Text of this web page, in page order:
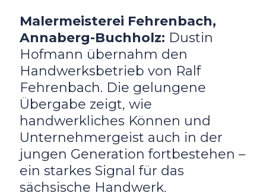
Malermeisterei Fehrenbach,
Annaberg-Buchholz: Dustin
Hofmann übernahm den
Handwerksbetrieb von Ralf
Fehrenbach. Die gelungene
Übergabe zeigt, wie
handwerkliches Können und
Unternehmergeist auch in der
jungen Generation fortbestehen –
ein starkes Signal für das
sächsische Handwerk.